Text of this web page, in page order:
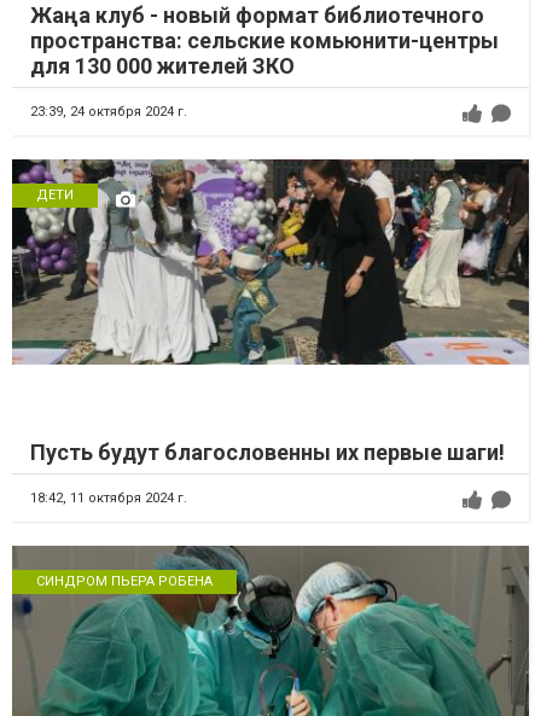
Жаңа клуб - новый формат библиотечного
пространства: сельские комьюнити-центры
для 130 000 жителей ЗКО
23:39, 24 октября 2024 г.
ДЕТИ
Пусть будут благословенны их первые шаги!
18:42, 11 октября 2024 г.
СИНДРОМ ПЬЕРА РОБЕНА